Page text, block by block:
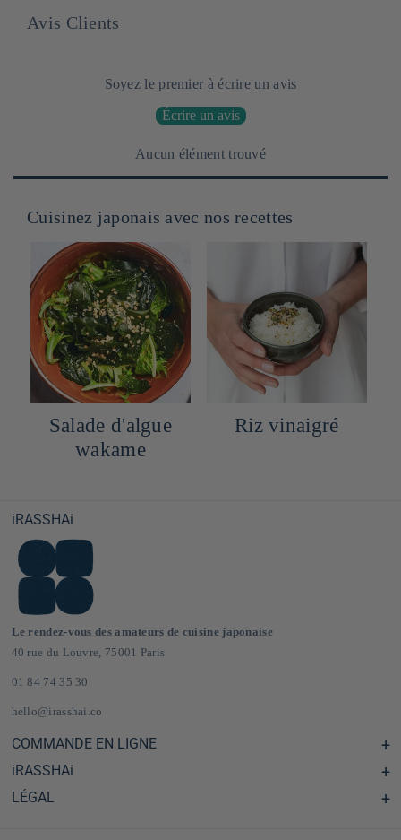
Avis Clients
Soyez le premier à écrire un avis
Écrire un avis
Aucun élément trouvé
Cuisinez japonais avec nos recettes
Salade d'algue
wakame
Riz vinaigré
iRASSHAi
Le rendez-vous des amateurs de cuisine japonaise
40 rue du Louvre, 75001 Paris
01 84 74 35 30
hello@irasshai.co
COMMANDE EN LIGNE
Centre d'aide & FAQ
Livraison et frais de port en France & Europe
iRASSHAi
Les horaires du 40 rue du Louvre, Paris
LÉGAL